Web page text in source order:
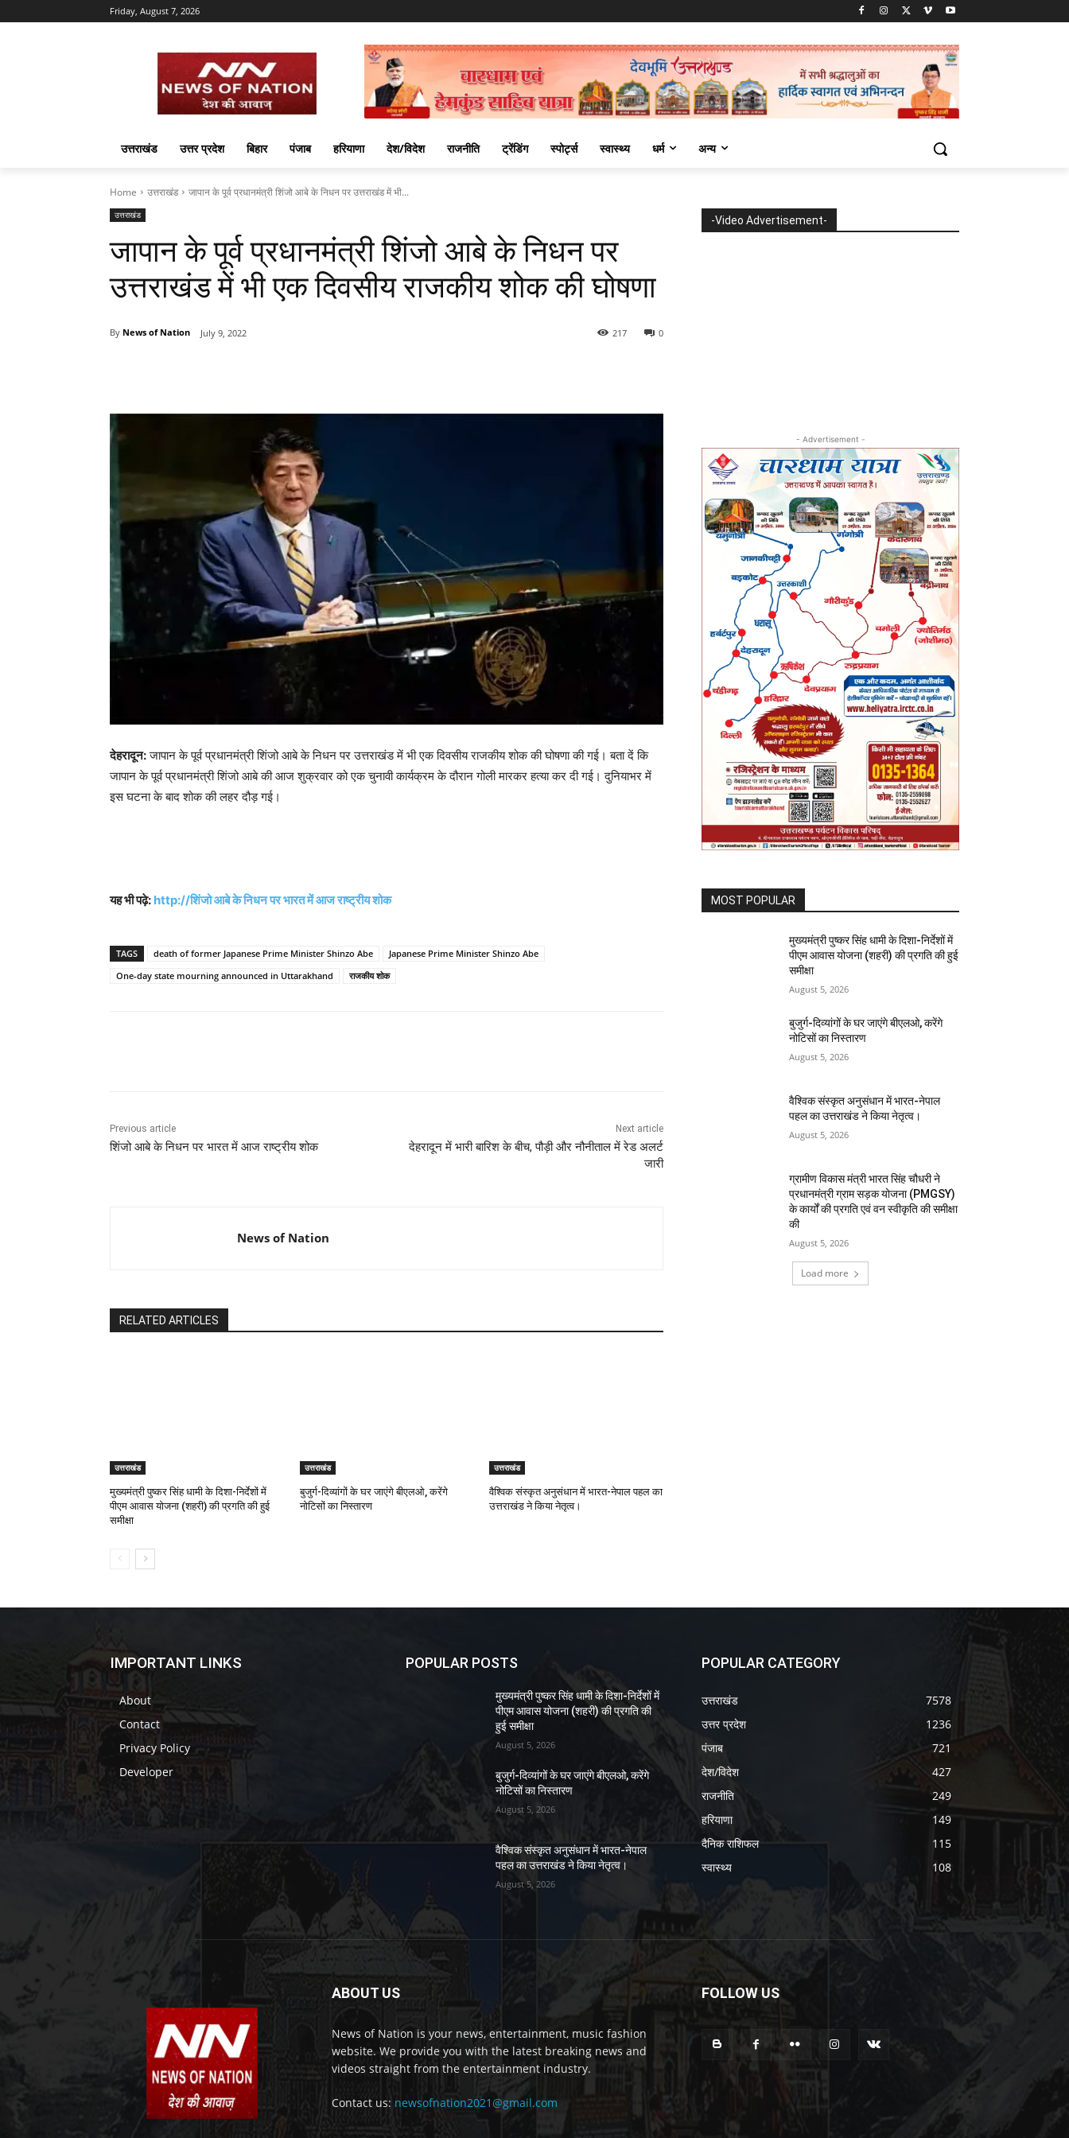
Friday, August 7, 2026
उत्तराखंड उत्तर प्रदेश बिहार पंजाब हरियाणा देश/विदेश राजनीति ट्रेंडिंग स्पोर्ट्स स्वास्थ्य धर्म अन्य
Home उत्तराखंड जापान के पूर्व प्रधानमंत्री शिंजो आबे के निधन पर उत्तराखंड में भी...
उत्तराखंड
जापान के पूर्व प्रधानमंत्री शिंजो आबे के निधन पर
उत्तराखंड में भी एक दिवसीय राजकीय शोक की घोषणा
By News of Nation July 9, 2022 0
217
देहरादून:जापान के पूर्व प्रधानमंत्री शिंजो आबे के निधन पर उत्तराखंड में भी एक दिवसीय राजकीय शोक की घोषणा की गई। बता दें कि
जापान के पूर्व प्रधानमंत्री शिंजो आबे की आज शुक्रवार को एक चुनावी कार्यक्रम के दौरान गोली मारकर हत्‍या कर दी गई। दुनियाभर में
इस घटना के बाद शोक की लहर दौड़ गई।
यह भी पढ़े: http://शिंजो आबे के निधन पर भारत में आज राष्ट्रीय शोक
TAGS death of former Japanese Prime Minister Shinzo Abe
Japanese Prime Minister Shinzo Abe
One-day state mourning announced in Uttarakhand
राजकीय शोक
Previous article
शिंजो आबे के निधन पर भारत में आज राष्ट्रीय शोक
Next article
देहरादून में भारी बारिश के बीच, पौड़ी और नौनीताल में रेड अलर्ट
जारी
News of Nation
RELATED ARTICLES
उत्तराखंड
मुख्यमंत्री पुष्कर सिंह धामी के दिशा-निर्देशों में
पीएम आवास योजना (शहरी) की प्रगति की हुई
समीक्षा
उत्तराखंड
बुजुर्ग-दिव्यांगों के घर जाएंगे बीएलओ, करेंगे
नोटिसों का निस्तारण
उत्तराखंड
वैश्विक संस्कृत अनुसंधान में भारत-नेपाल पहल का
उत्तराखंड ने किया नेतृत्व।
-Video Advertisement-
- Advertisement -
MOST POPULAR
मुख्यमंत्री पुष्कर सिंह धामी के दिशा-निर्देशों में
पीएम आवास योजना (शहरी) की प्रगति की हुई
समीक्षा
August 5, 2026
बुजुर्ग-दिव्यांगों के घर जाएंगे बीएलओ, करेंगे
नोटिसों का निस्तारण
August 5, 2026
वैश्विक संस्कृत अनुसंधान में भारत-नेपाल
पहल का उत्तराखंड ने किया नेतृत्व।
August 5, 2026
ग्रामीण विकास मंत्री भारत सिंह चौधरी ने
प्रधानमंत्री ग्राम सड़क योजना (PMGSY)
के कार्यों की प्रगति एवं वन स्वीकृति की समीक्षा
की
August 5, 2026
Load more
IMPORTANT LINKS
About
Contact
Privacy Policy
Developer
POPULAR POSTS
मुख्यमंत्री पुष्कर सिंह धामी के दिशा-निर्देशों में
पीएम आवास योजना (शहरी) की प्रगति की
हुई समीक्षा
August 5, 2026
बुजुर्ग-दिव्यांगों के घर जाएंगे बीएलओ, करेंगे
नोटिसों का निस्तारण
August 5, 2026
वैश्विक संस्कृत अनुसंधान में भारत-नेपाल
पहल का उत्तराखंड ने किया नेतृत्व।
August 5, 2026
POPULAR CATEGORY
उत्तराखंड
7578
उत्तर प्रदेश
1236
पंजाब
721
देश/विदेश
427
राजनीति
249
हरियाणा
149
दैनिक राशिफल
115
स्वास्थ्य
108
ABOUT US
News of Nation is your news, entertainment, music fashion
website. We provide you with the latest breaking news and
videos straight from the entertainment industry.
Contact us: newsofnation2021@gmail.com
FOLLOW US